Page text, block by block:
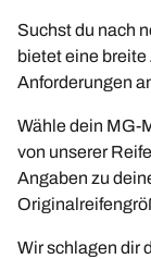
Suchst du nach
bietet eine
Anforderungen
Wähle dein MG-
von unserer
Angaben zu
Wir schlagen dir